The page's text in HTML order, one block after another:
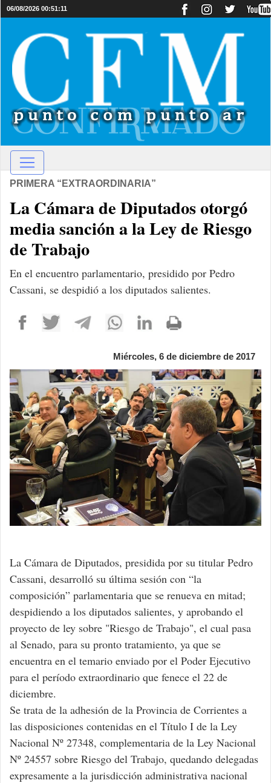
06/08/2026 00:51:11
PRIMERA “EXTRAORDINARIA”
La Cámara de Diputados otorgó
media sanción a la Ley de Riesgo
de Trabajo
En el encuentro parlamentario, presidido por Pedro
Cassani, se despidió a los diputados salientes.
Miércoles, 6 de diciembre de 2017
La Cámara de Diputados, presidida por su titular Pedro
Cassani, desarrolló su última sesión con “la
composición” parlamentaria que se renueva en mitad;
despidiendo a los diputados salientes, y aprobando el
proyecto de ley sobre "Riesgo de Trabajo", el cual pasa
al Senado, para su pronto tratamiento, ya que se
encuentra en el temario enviado por el Poder Ejecutivo
para el período extraordinario que fenece el 22 de
diciembre.
Se trata de la adhesión de la Provincia de Corrientes a
las disposiciones contenidas en el Título I de la Ley
Nacional Nº 27348, complementaria de la Ley Nacional
Nº 24557 sobre Riesgo del Trabajo, quedando delegadas
expresamente a la jurisdicción administrativa nacional